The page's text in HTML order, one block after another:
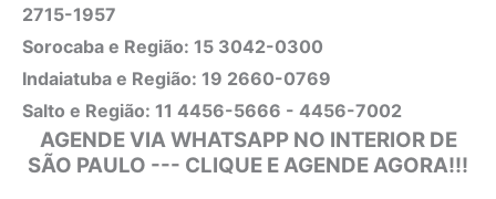
2715-1957
Sorocaba e Região: 15 3042-0300
Indaiatuba e Região: 19 2660-0769
Salto e Região: 11 4456-5666 - 4456-7002
AGENDE VIA WHATSAPP NO INTERIOR DE
SÃO PAULO --- CLIQUE E AGENDE AGORA!!!